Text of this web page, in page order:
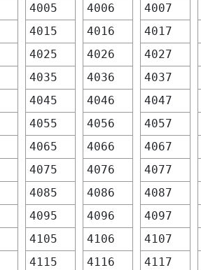
4005 4006
4007
4015 4016
4017
4025 4026
4027
4035 4036
4037
4045 4046
4047
4055 4056
4057
4065 4066
4067
4075 4076
4077
4085 4086
4087
4095 4096
4097
4105 4106
4107
4115 4116
4117